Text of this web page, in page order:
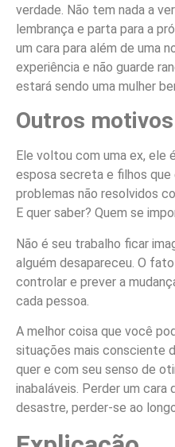
verdade. Não tem nada a
lembrança e parta para a
um cara para além de uma
experiência e não guarde
estará sendo uma mulher
Outros motivos
Ele voltou com uma ex, ele
esposa secreta e filhos
problemas não resolvidos
E quer saber? Quem se
Não é seu trabalho ficar
alguém desapareceu. O
controlar e prever a
cada pessoa.
A melhor coisa que você
situações mais consciente
quer e com seu senso de
inabaláveis. Perder um cara
desastre, perder-se ao